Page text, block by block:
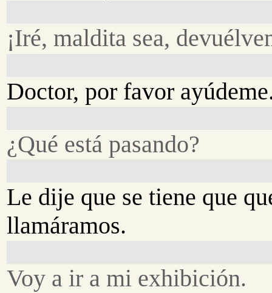
¡Iré, maldita sea,
Doctor, por favor
¿Qué está pasando?
Le dije que se tiene que
llamáramos.
Voy a ir a mi exhibición.